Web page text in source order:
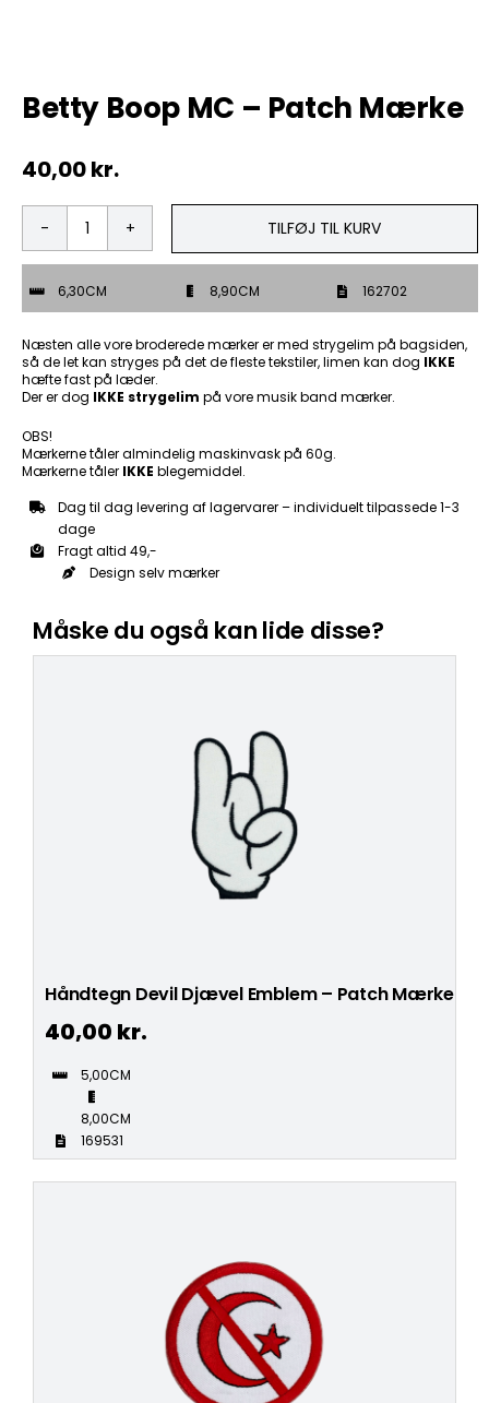
ØL & Spiritus
Andre Mærker
Tøj & Andre Varer
Betty Boop MC – Patch Mærke
40,00kr.
Betty
Boop
-
Patch
Mærke
antal
TILFØJ TIL KURV
6,30CM 8,90CM 162702
Næsten alle vore broderede mærker er med strygelim på bagsiden,
så de let kan stryges på det de fleste tekstiler, limen kan dog IKKE
hæfte fast på læder.
Der er dog IKKE strygelim på vore musik band mærker.
OBS!
Mærkerne tåler almindelig maskinvask på 60g.
Mærkerne tåler IKKE blegemiddel.
Dag til dag levering af lagervarer – individuelt tilpassede 1-3
dage
Fragt altid 49,-
Design selv mærker
Måske du også kan lide disse?
Håndtegn Devil Djævel Emblem – Patch Mærke
40,00 kr.
5,00CM
8,00CM
169531